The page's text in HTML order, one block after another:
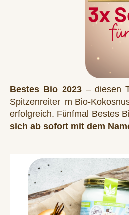
Bestes Bio 2023– diesen
Spitzenreiter im Bio-
erfolgreich. Fünfmal Bestes
sich ab sofort mit dem